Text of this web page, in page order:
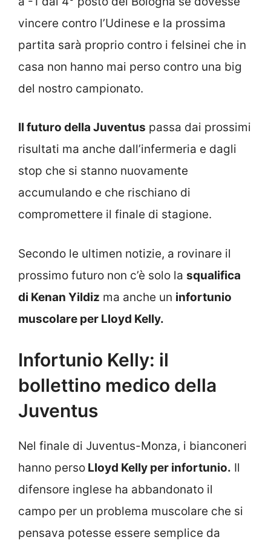
vincere contro l’Udinese e la prossima
partita sarà proprio contro i felsinei che in
casa non hanno mai perso contro una big
del nostro campionato.
Il futuro della Juventus passa dai prossimi
risultati ma anche dall’infermeria e dagli
stop che si stanno nuovamente
accumulando e che rischiano di
compromettere il finale di stagione.
Secondo le ultimen notizie, a rovinare il
prossimo futuro non c’è solo la squalifica
di Kenan Yildiz ma anche un infortunio
muscolare per Lloyd Kelly.
Infortunio Kelly: il
bollettino medico della
Juventus
Nel finale di Juventus-Monza, i bianconeri
hanno perso Lloyd Kelly per infortunio. Il
difensore inglese ha abbandonato il
campo per un problema muscolare che si
pensava potesse essere semplice da